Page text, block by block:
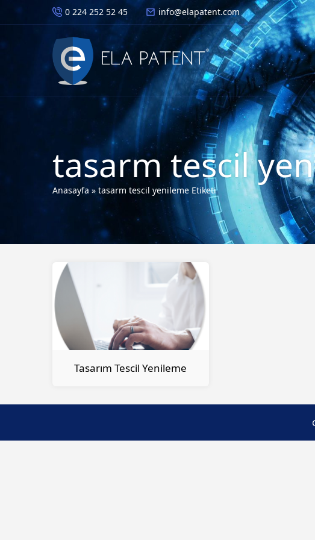
0 224 252 52 45 info@elapatent.com
tasarm tescil
Anasayfa » tasarm tescil yenileme Etiketi
Tasarım Tescil Yenileme